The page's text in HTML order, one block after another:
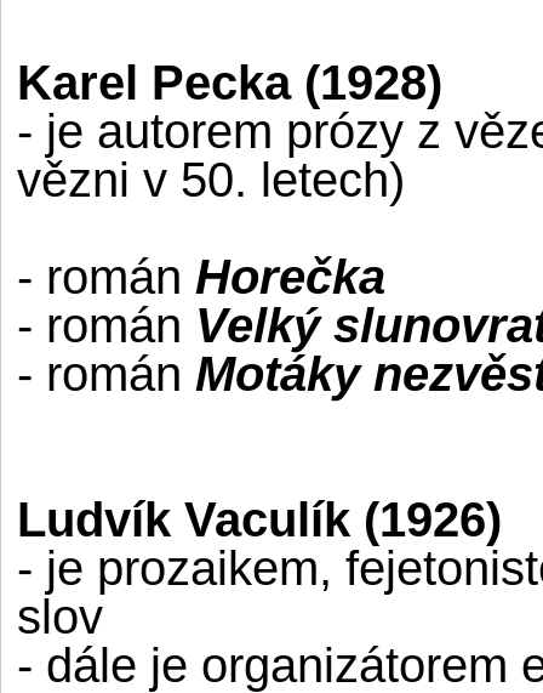
Karel Pecka (1928)
- je autorem prózy z
vězni v 50. letech)
- román Horečka
- román Velký
- román Motáky
Ludvík Vaculík (1926)
- je prozaikem,
slov
- dále je organizátorem